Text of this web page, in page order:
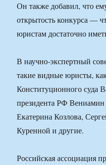
Он также добавил, что
открытость конкурса —
юристам достаточно
В научно-экспертный
такие видные юристы,
Конституционного суда
президента РФ
Екатерина Козлова,
Куренной и другие.
Российская ассоциация